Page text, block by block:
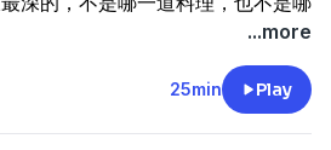
高我不在身邊，又沒被呼喊，怎麼
樣，能同時接收非常多訊息。就像
滾卻毫髮無傷，問是不是有菩薩保
有事，祂就是會知道，然後即刻出
實是靈魂的剎車系統：不管你是跑
說「你現在的模式不對，先停下
違背自己的內心，活在別人的期待
熟，靈魂知道你還需要更多沉澱和
都能修復。失戀、生病、精氣神耗
至能療癒受傷的動植物，還能保護旅
祂給的是智慧、洞察與靈感，那
現、我懂了！」的瞬間。我們也聊
。 核心都在講「完美主義」--想把
失控,然後默默把痛苦往自己心裡
留一點空檔,事情才有辦法自然呼
多年）——就記載了「神的信
是神，是介於兩者之間的存在，像一
界。
年）——留下的石雕裡，出現了經
形象，代表一種守護的力量，看守
公園裡，一個已經變成天使的人，等
旅行
「法國香氛深度之旅」，外加美食
...more
25min Play